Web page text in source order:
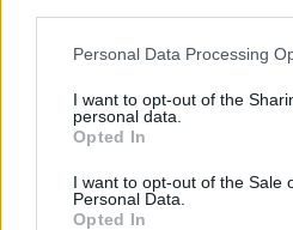
Personal Data Processing
I want to opt-out of the
personal data.
Opted In
I want to opt-out of the Sale
Personal Data.
Opted In
Trouver un instrument de
meilleur prix sur
Paroles + Traduction